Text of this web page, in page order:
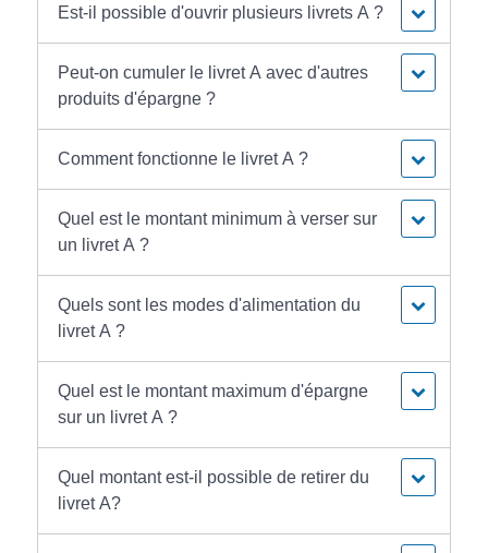
Est-il possible d'ouvrir plusieurs livrets A ?
Peut-on cumuler le livret A avec d'autres
produits d'épargne ?
Comment fonctionne le livret A ?
Quel est le montant minimum à verser sur
un livret A ?
Quels sont les modes d'alimentation du
livret A ?
Quel est le montant maximum d'épargne
sur un livret A ?
Quel montant est-il possible de retirer du
livret A?